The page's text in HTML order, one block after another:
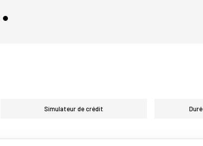
Simulateur de crédit